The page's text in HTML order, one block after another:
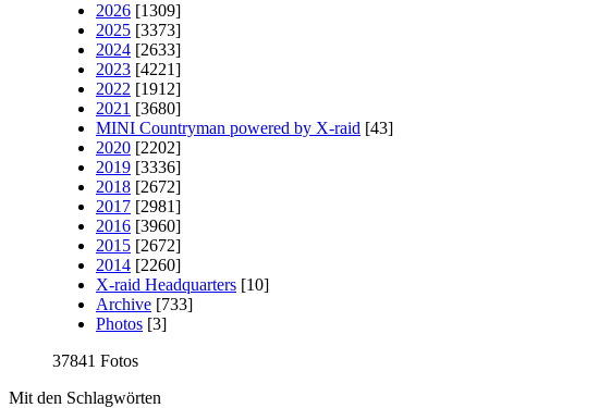
2026 [1309]
2025 [3373]
2024 [2633]
2023 [4221]
2022 [1912]
2021 [3680]
MINI Countryman powered by X-raid [43]
2020 [2202]
2019 [3336]
2018 [2672]
2017 [2981]
2016 [3960]
2015 [2672]
2014 [2260]
X-raid Headquarters [10]
Archive [733]
Photos [3]
37841 Fotos
Mit den Schlagwörten